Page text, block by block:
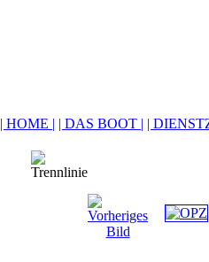
| HOME | | DAS BOOT | |